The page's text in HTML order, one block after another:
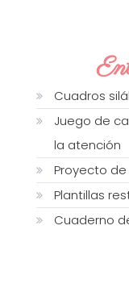
Cuadros
Juego de
la atención
Proyecto de
Plantillas
Cuaderno